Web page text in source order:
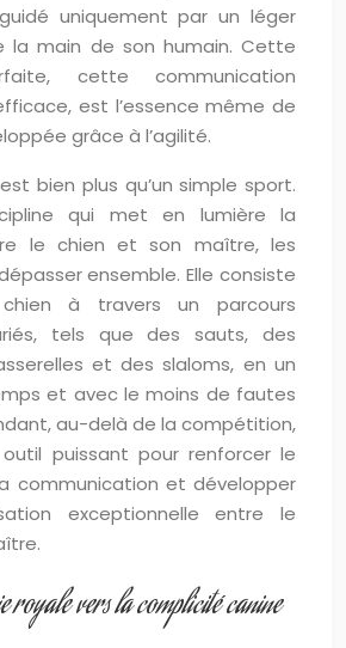
uniquement par un léger
la main de son humain. Cette
cette communication
est l’essence même de
grâce à l’agilité.
bien plus qu’un simple sport.
qui met en lumière la
le chien et son maître, les
ensemble. Elle consiste
à travers un parcours
tels que des sauts, des
et des slaloms, en un
et avec le moins de fautes
au-delà de la compétition,
puissant pour renforcer le
communication et développer
exceptionnelle entre le
royale vers la complicité canine